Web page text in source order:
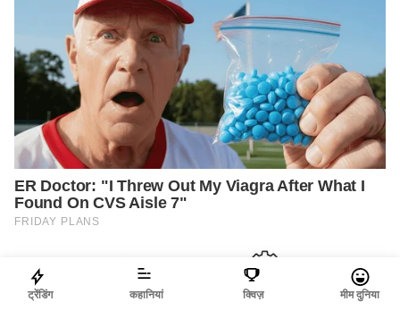
ट्रेंडिंग कहानियां क्विज़ मीम दुनिया